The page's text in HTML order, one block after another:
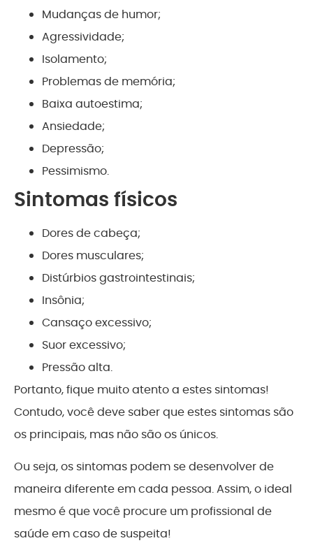
Mudanças de humor;
Agressividade;
Isolamento;
Problemas de memória;
Baixa autoestima;
Ansiedade;
Depressão;
Pessimismo.
Sintomas físicos
Dores de cabeça;
Dores musculares;
Distúrbios gastrointestinais;
Insônia;
Cansaço excessivo;
Suor excessivo;
Pressão alta.
Portanto, fique muito atento a estes sintomas!
Contudo, você deve saber que estes sintomas são
os principais, mas não são os únicos.
Ou seja, os sintomas podem se desenvolver de
maneira diferente em cada pessoa. Assim, o ideal
mesmo é que você procure um profissional de
saúde em caso de suspeita!